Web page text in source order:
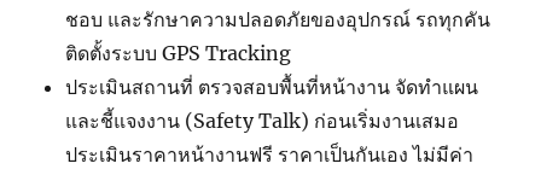
ชอบ และรักษาความปลอดภัยของอุปกรณ์ รถทุกคัน
ติดตั้งระบบ GPS Tracking
ประเมินสถานที่ ตรวจสอบพื้นที่หน้างาน จัดทำแผน
และชี้แจงงาน (Safety Talk) ก่อนเริ่มงานเสมอ
ประเมินราคาหน้างานฟรี ราคาเป็นกันเอง ไม่มีค่า